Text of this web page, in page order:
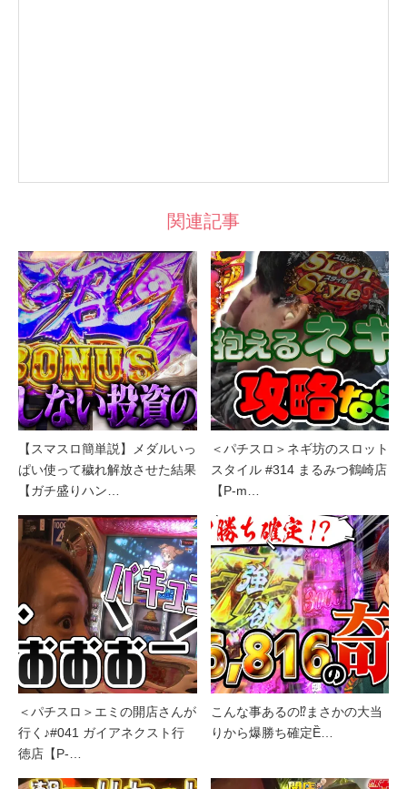
関連記事
【スマスロ簡単説】メダルいっ
ぱい使って穢れ解放させた結果
【ガチ盛りハン…
＜パチスロ＞ネギ坊のスロット
スタイル #314 まるみつ鶴崎店
【P-m…
＜パチスロ＞エミの開店さんが
行く♪#041 ガイアネクスト行
徳店【P-…
こんな事あるの⁉まさかの大当
りから爆勝ち確定Ȅ…